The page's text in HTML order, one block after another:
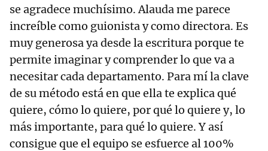
se agradece muchísimo. Alauda me parece
increíble como guionista y como directora. Es
muy generosa ya desde la escritura porque te
permite imaginar y comprender lo que va a
necesitar cada departamento. Para mí la clave
de su método está en que ella te explica qué
quiere, cómo lo quiere, por qué lo quiere y, lo
más importante, para qué lo quiere. Y así
consigue que el equipo se esfuerce al 100%